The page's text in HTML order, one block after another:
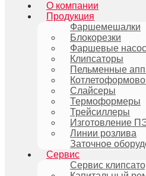
О компании
Продукция
Фаршемешалки
Блокорезки
Фаршевые
Клипсаторы
Пельменные
Слайсеры
Термоформеры
Трейсиллеры
Изготовление
Линии розлива
Заточное
Сервис
Сервис